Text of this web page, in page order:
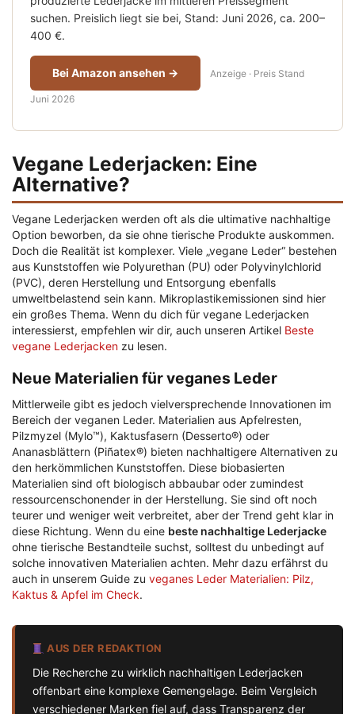
suchen. Preislich liegt sie bei, Stand: Juni 2026, ca. 200–
400 €.
Bei Amazon ansehen → Anzeige · Preis Stand
Juni 2026
Vegane Lederjacken: Eine
Alternative?
Vegane Lederjacken werden oft als die ultimative nachhaltige
Option beworben, da sie ohne tierische Produkte auskommen.
Doch die Realität ist komplexer. Viele „vegane Leder“ bestehen
aus Kunststoffen wie Polyurethan (PU) oder Polyvinylchlorid
(PVC), deren Herstellung und Entsorgung ebenfalls
umweltbelastend sein kann. Mikroplastikemissionen sind hier
ein großes Thema. Wenn du dich für vegane Lederjacken
interessierst, empfehlen wir dir, auch unseren Artikel Beste
vegane Lederjacken zu lesen.
Neue Materialien für veganes Leder
Mittlerweile gibt es jedoch vielversprechende Innovationen im
Bereich der veganen Leder. Materialien aus Apfelresten,
Pilzmyzel (Mylo™), Kaktusfasern (Desserto®) oder
Ananasblättern (Piñatex®) bieten nachhaltigere Alternativen zu
den herkömmlichen Kunststoffen. Diese biobasierten
Materialien sind oft biologisch abbaubar oder zumindest
ressourcenschonender in der Herstellung. Sie sind oft noch
teurer und weniger weit verbreitet, aber der Trend geht klar in
diese Richtung. Wenn du eine beste nachhaltige Lederjacke
ohne tierische Bestandteile suchst, solltest du unbedingt auf
solche innovativen Materialien achten. Mehr dazu erfährst du
auch in unserem Guide zu veganes Leder Materialien: Pilz,
Kaktus & Apfel im Check.
AUS DER REDAKTION
Die Recherche zu wirklich nachhaltigen Lederjacken
offenbart eine komplexe Gemengelage. Beim Vergleich
verschiedener Marken fiel auf, dass Transparenz der